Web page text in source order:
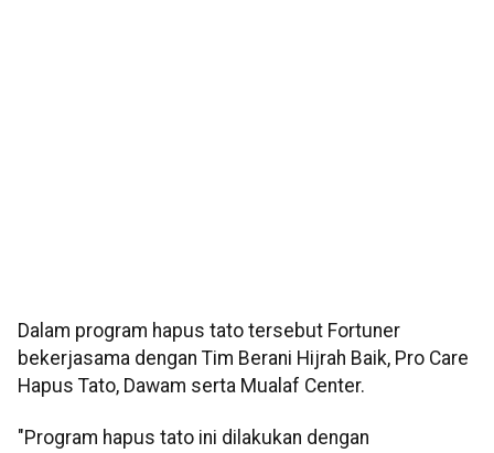
Dalam program hapus tato tersebut Fortuner
bekerjasama dengan Tim Berani Hijrah Baik, Pro Care
Hapus Tato, Dawam serta Mualaf Center.
"Program hapus tato ini dilakukan dengan